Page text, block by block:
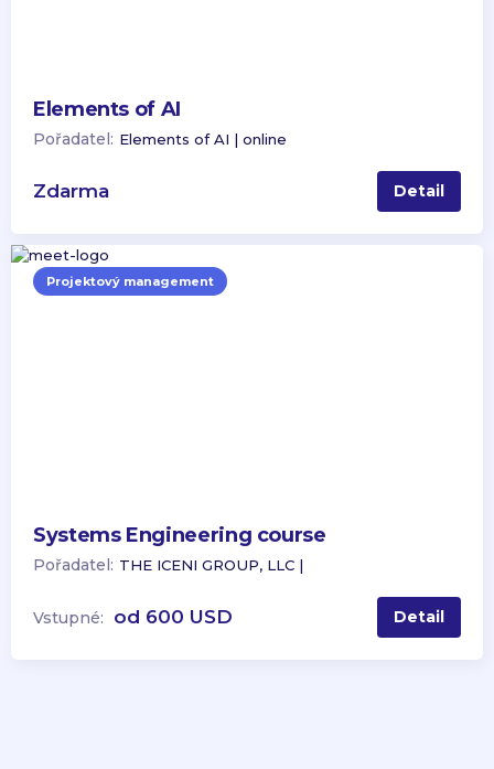
Elements of AI
Pořadatel: Elements of AI | online
Zdarma Detail
Systems Engineering course
Projektový management
Pořadatel: THE ICENI GROUP, LLC |
Vstupné: od 600 USD Detail